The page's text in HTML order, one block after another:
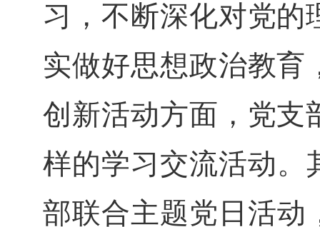
习，不断深化对党的
实做好思想政治教育
创新活动方面，党支
样的学习交流活动。
部联合主题党日活动